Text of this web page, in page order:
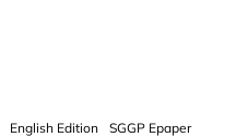
English Edition SGGP Epaper